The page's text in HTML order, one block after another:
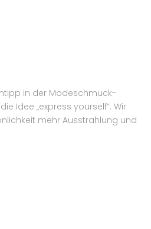
in der Modeschmuck-
Idee „express yourself“. Wir
mehr Ausstrahlung und